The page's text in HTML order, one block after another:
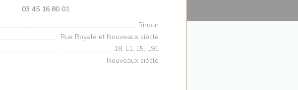
03 45 16 80 01
Rihour
Rue Royale et Nouveaux siècle
18, L1, L5, L91
Nouveaux siécle